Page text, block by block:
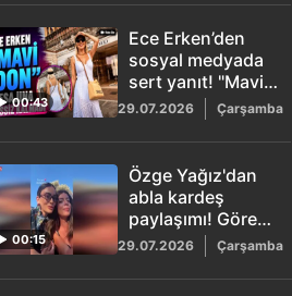
00:43
Ece Erken’den
sosyal medyada
sert yanıt! "Mavi
don" yorumu olay
29.07.2026 Çarşamba
00:15
Özge Yağız'dan
abla kardeş
paylaşımı! Gören
"ikiz gibiler"
demeden
geçemedi
29.07.2026 Çarşamba